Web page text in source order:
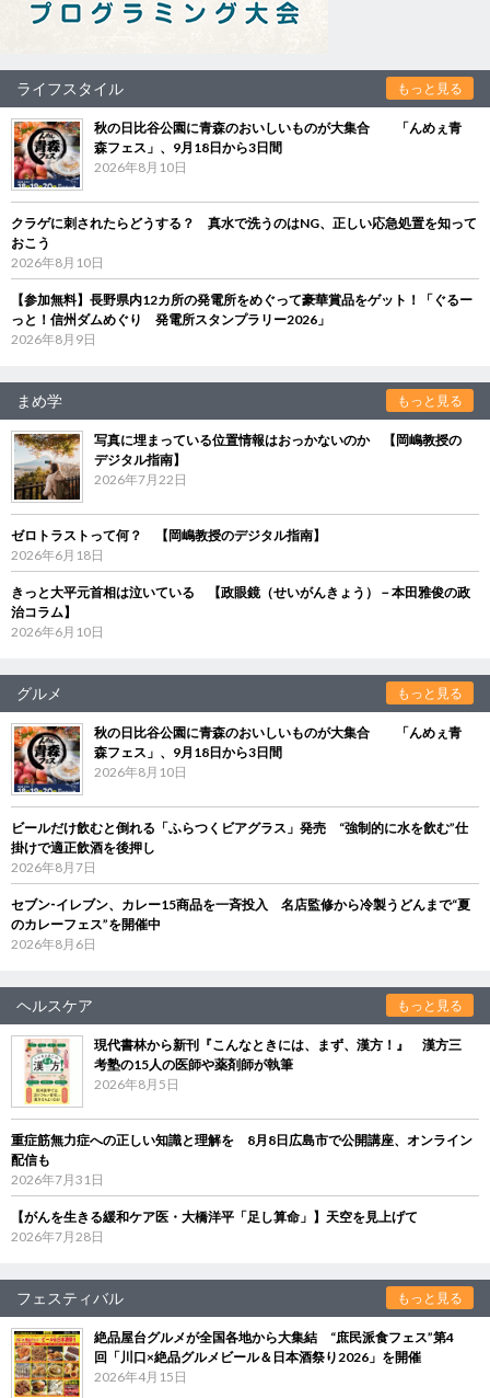
ライフスタイル もっと見る
秋の日比谷公園に青森のおいしいものが大集合 「んめぇ青
森フェス」、9月18日から3日間
2026年8月10日
クラゲに刺されたらどうする？ 真水で洗うのはNG、正しい応急処置を知って
おこう
2026年8月10日
【参加無料】長野県内12カ所の発電所をめぐって豪華賞品をゲット！「ぐるー
っと！信州ダムめぐり 発電所スタンプラリー2026」
2026年8月9日
まめ学 もっと見る
写真に埋まっている位置情報はおっかないのか 【岡嶋教授の
デジタル指南】
2026年7月22日
ゼロトラストって何？ 【岡嶋教授のデジタル指南】
2026年6月18日
きっと大平元首相は泣いている 【政眼鏡（せいがんきょう）－本田雅俊の政
治コラム】
2026年6月10日
グルメ もっと見る
秋の日比谷公園に青森のおいしいものが大集合 「んめぇ青
森フェス」、9月18日から3日間
2026年8月10日
ビールだけ飲むと倒れる「ふらつくビアグラス」発売 “強制的に水を飲む”仕
掛けで適正飲酒を後押し
2026年8月7日
セブン‐イレブン、カレー15商品を一斉投入 名店監修から冷製うどんまで“夏
のカレーフェス”を開催中
2026年8月6日
ヘルスケア もっと見る
現代書林から新刊『こんなときには、まず、漢方！』 漢方三
考塾の15人の医師や薬剤師が執筆
2026年8月5日
重症筋無力症への正しい知識と理解を 8月8日広島市で公開講座、オンライン
配信も
2026年7月31日
【がんを生きる緩和ケア医・大橋洋平「足し算命」】天空を見上げて
2026年7月28日
フェスティバル もっと見る
絶品屋台グルメが全国各地から大集結 “庶民派食フェス”第4
回「川口×絶品グルメビール＆日本酒祭り2026」を開催
2026年4月15日